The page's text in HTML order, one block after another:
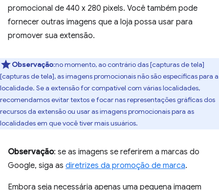
promocional de 440 x 280 pixels. Você também pode
fornecer outras imagens que a loja possa usar para
promover sua extensão.
Observação:no momento, ao contrário das [capturas de tela]
[capturas de tela], as imagens promocionais não são específicas para a
localidade. Se a extensão for compatível com várias localidades,
recomendamos evitar textos e focar nas representações gráficas dos
recursos da extensão ou usar as imagens promocionais para as
localidades em que você tiver mais usuários.
Observação: se as imagens se referirem a marcas do
Google, siga as diretrizes da promoção de marca.
Embora seja necessária apenas uma pequena imagem